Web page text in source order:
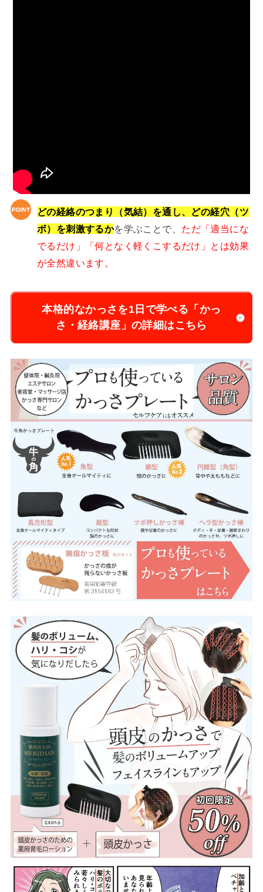
どの経絡のつまり（気結）を通し、どの経穴（ツ
ボ）を刺激するかを学ぶことで、 ただ「適当にな
でるだけ」「何となく軽くこするだけ」とは効果
が全然違います。
本格的なかっさを1日で学べる「かっ
さ・経絡講座」の詳細はこちら